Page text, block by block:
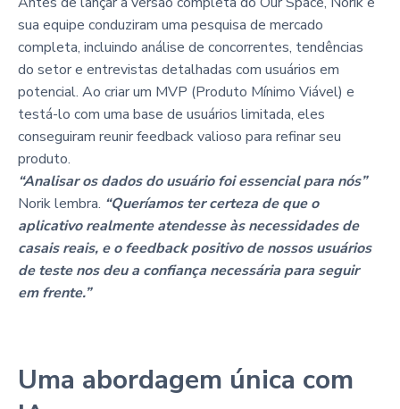
sua equipe conduziram uma pesquisa de mercado
completa, incluindo análise de concorrentes, tendências
do setor e entrevistas detalhadas com usuários em
potencial. Ao criar um MVP (Produto Mínimo Viável) e
testá-lo com uma base de usuários limitada, eles
conseguiram reunir feedback valioso para refinar seu
produto.
“Analisar os dados do usuário foi essencial para nós”
Norik lembra. “Queríamos ter certeza de que o
aplicativo realmente atendesse às necessidades de
casais reais, e o feedback positivo de nossos usuários
de teste nos deu a confiança necessária para seguir
em frente.”
Uma abordagem única com